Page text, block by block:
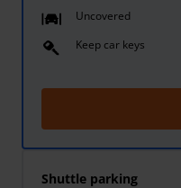
Uncovered
Keep car keys
Shuttle parking